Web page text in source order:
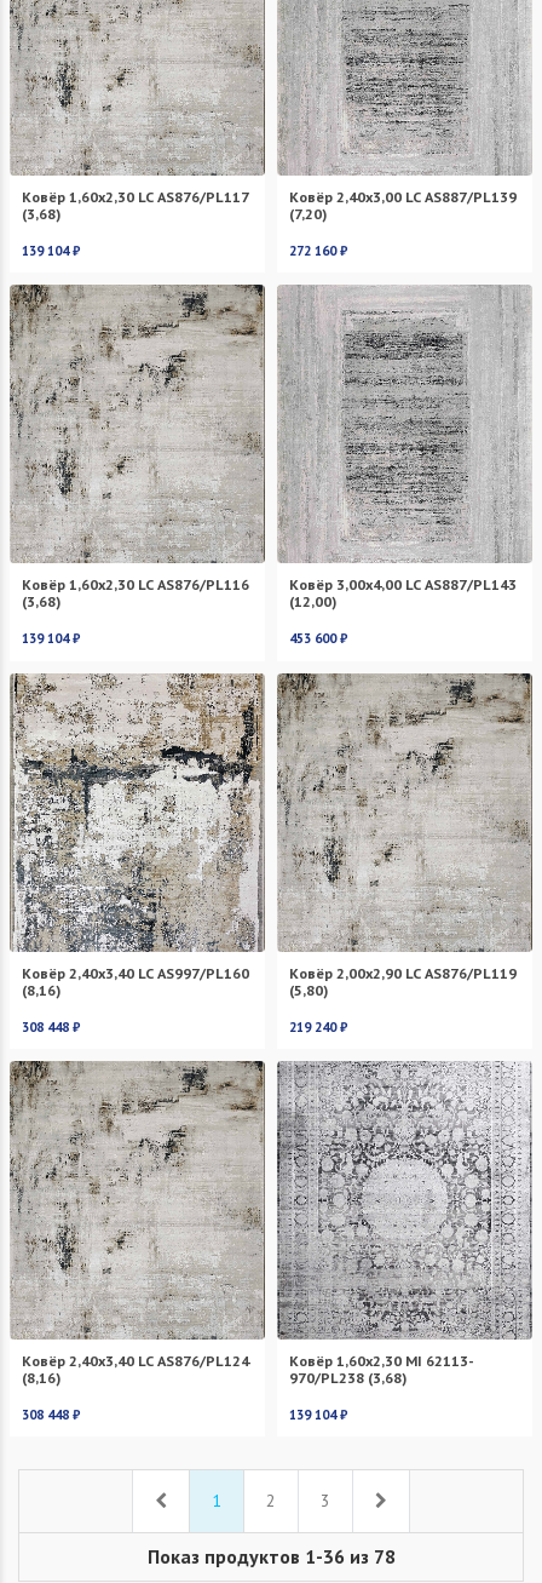
Ковёр 1,60х2,30 LC AS876/PL117
(3,68)
139 104 ₽
Ковёр 2,40х3,00 LC AS887/PL139
(7,20)
272 160 ₽
Ковёр 1,60х2,30 LC AS876/PL116
(3,68)
139 104 ₽
Ковёр 3,00х4,00 LC AS887/PL143
(12,00)
453 600 ₽
Ковёр 2,40х3,40 LC AS997/PL160
(8,16)
308 448 ₽
Ковёр 2,00х2,90 LC AS876/PL119
(5,80)
219 240 ₽
Ковёр 2,40х3,40 LC AS876/PL124
(8,16)
308 448 ₽
Ковёр 1,60х2,30 MI 62113-
970/PL238 (3,68)
139 104 ₽
1 2 3
Показ продуктов 1-36 из 78